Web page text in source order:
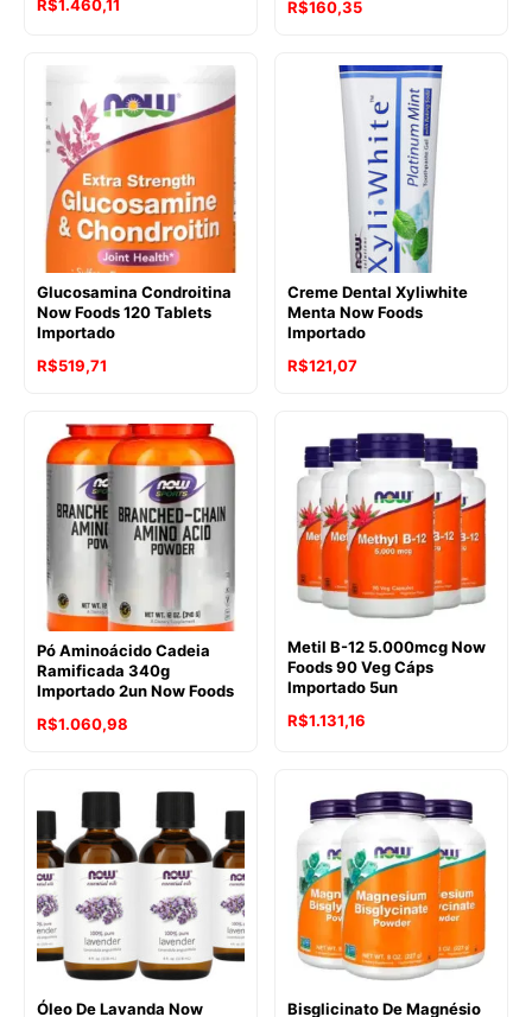
R$1.460,11
R$160,35
Glucosamina Condroitina
Now Foods 120 Tablets
Importado
R$519,71
Creme Dental Xyliwhite
Menta Now Foods
Importado
R$121,07
Pó Aminoácido Cadeia
Ramificada 340g
Importado 2un Now Foods
R$1.060,98
Metil B-12 5.000mcg Now
Foods 90 Veg Cáps
Importado 5un
R$1.131,16
Óleo De Lavanda Now Bisglicinato De Magnésio